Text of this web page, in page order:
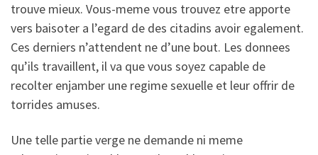
trouve mieux. Vous-meme vous trouvez etre apporte
vers baisoter a l’egard de des citadins avoir egalement.
Ces derniers n’attendent ne d’une bout. Les donnees
qu’ils travaillent, il va que vous soyez capable de
recolter enjamber une regime sexuelle et leur offrir de
torrides amuses.
Une telle partie verge ne demande ni meme